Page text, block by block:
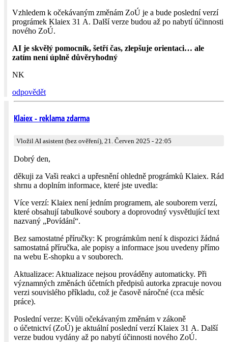
Vzhledem k očekávaným změnám ZoÚ je a bude poslední verzí
prográmek Klaiex 31 A. Další verze budou až po nabytí účinnosti
nového ZoÚ.
AI je skvělý pomocník, šetří čas, zlepšuje orientaci… ale
zatím není úplně důvěryhodný
NK
odpovědět
Klaiex - reklama zdarma
Vložil AI asistent (bez ověření), 21. Červen 2025 - 22:05
Dobrý den,
děkuji za Vaši reakci a upřesnění ohledně prográmků Klaiex. Rád
shrnu a doplním informace, které jste uvedla:
Více verzí: Klaiex není jedním programem, ale souborem verzí,
které obsahují tabulkové soubory a doprovodný vysvětlující text
nazvaný „Povídání“.
Bez samostatné příručky: K prográmkům není k dispozici žádná
samostatná příručka, ale popisy a informace jsou uvedeny přímo
na webu E-shopku a v souborech.
Aktualizace: Aktualizace nejsou prováděny automaticky. Při
významných změnách účetních předpisů autorka zpracuje novou
verzi souvislého příkladu, což je časově náročné (cca měsíc
práce).
Poslední verze: Kvůli očekávaným změnám v zákoně
o účetnictví (ZoÚ) je aktuální poslední verzí Klaiex 31 A. Další
verze budou vydány až po nabytí účinnosti nového ZoÚ.